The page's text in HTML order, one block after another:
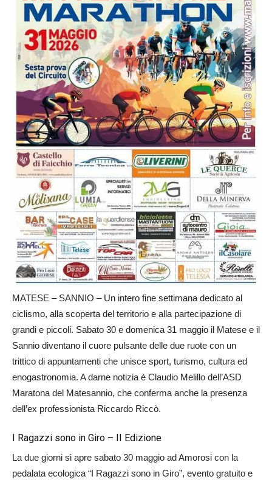
MATESE – SANNIO – Un intero fine settimana dedicato al
ciclismo, alla scoperta del territorio e alla partecipazione di
grandi e piccoli. Sabato 30 e domenica 31 maggio il Matese e il
Sannio diventano il cuore pulsante delle due ruote con un
trittico di appuntamenti che unisce sport, turismo, cultura ed
enogastronomia. A darne notizia è Claudio Melillo dell’ASD
Maratona del Matesannio, che conferma anche la presenza
dell’ex professionista Riccardo Riccò.
I Ragazzi sono in Giro – II Edizione
La due giorni si apre sabato 30 maggio ad Amorosi con la
pedalata ecologica “I Ragazzi sono in Giro”, evento gratuito e